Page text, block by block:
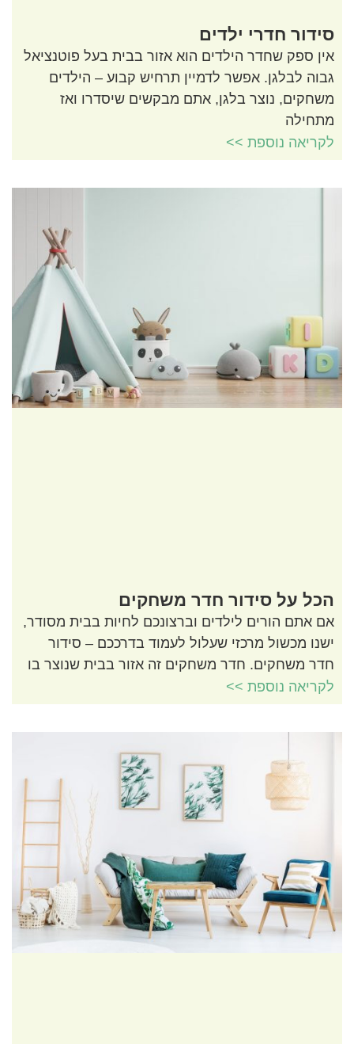
סידור חדרי ילדים
אין ספק שחדר הילדים הוא אזור בבית בעל פוטנציאל
גבוה לבלגן. אפשר לדמיין תרחיש קבוע – הילדים
משחקים, נוצר בלגן, אתם מבקשים שיסדרו ואז
מתחילה
לקריאה נוספת >>
הכל על סידור חדר משחקים
אם אתם הורים לילדים וברצונכם לחיות בבית מסודר,
ישנו מכשול מרכזי שעלול לעמוד בדרככם – סידור
חדר משחקים. חדר משחקים זה אזור בבית שנוצר בו
לקריאה נוספת >>